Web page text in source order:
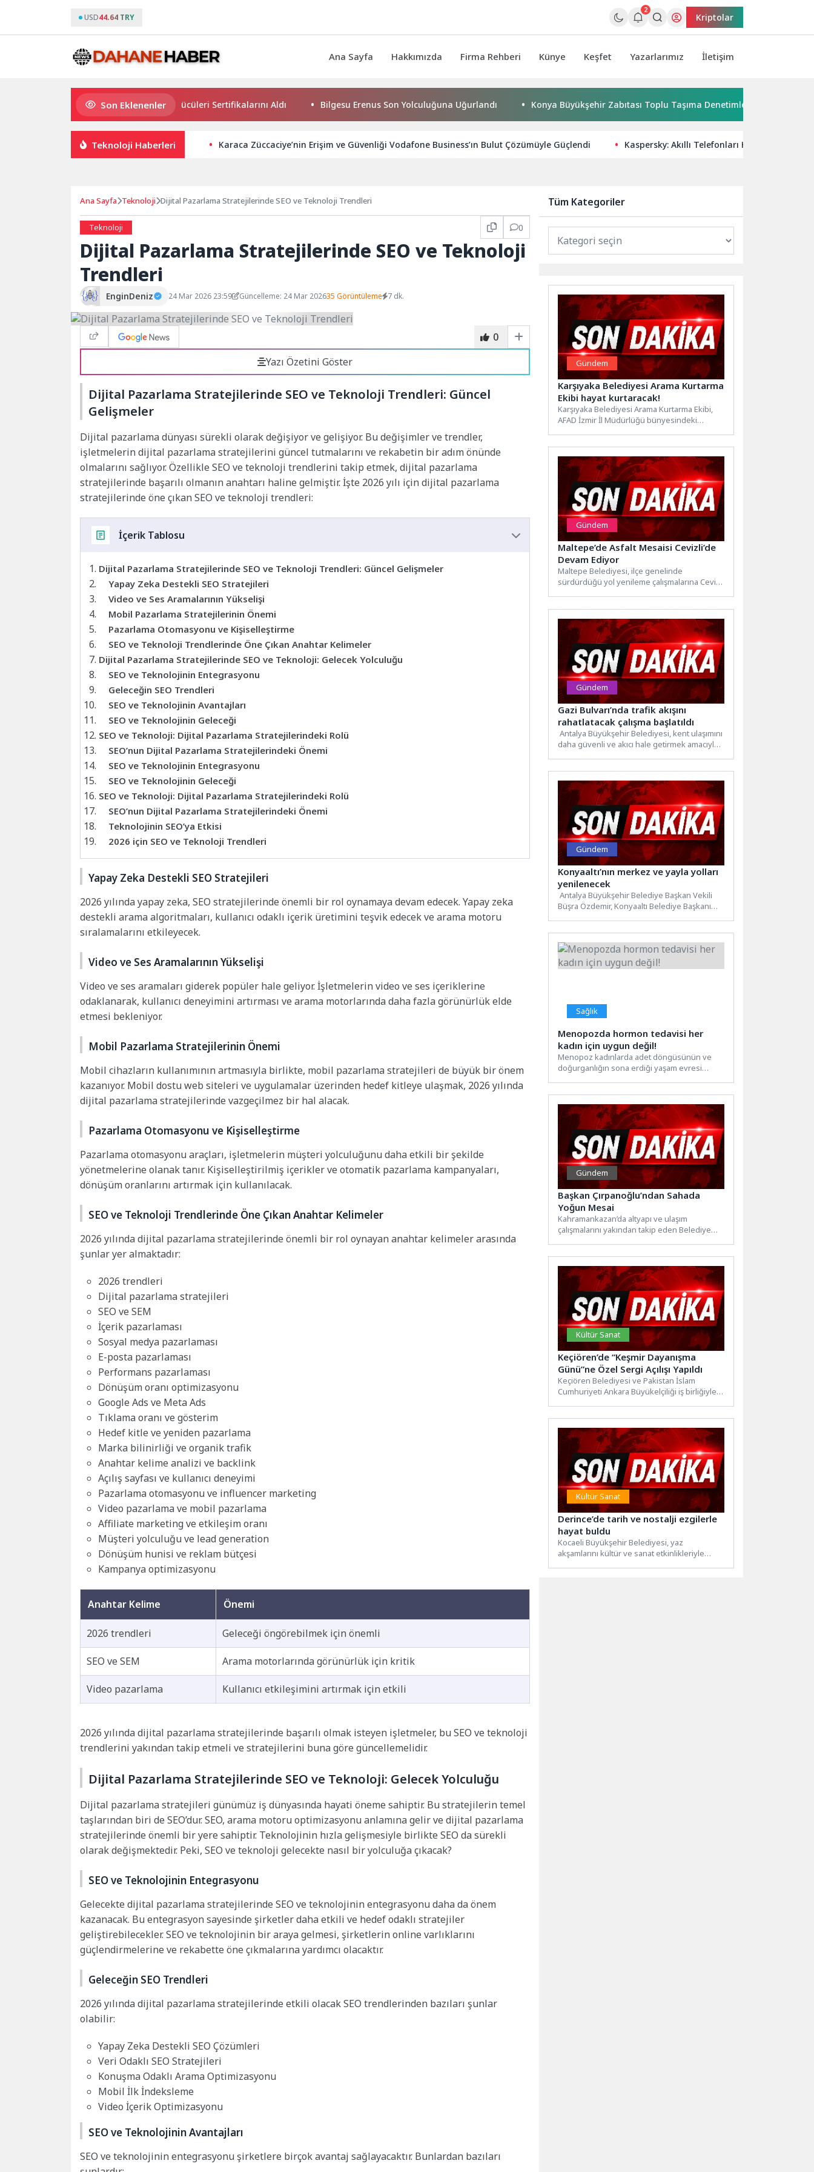
USD44.64 TRY
2
Kriptolar
Ana Sayfa Hakkımızda Firma Rehberi Künye Keşfet Yazarlarımız İletişim
Son Eklenenler
Osmangazi’de Geleceğin Yüzücüleri Sertifikalarını Aldı Bilgesu Erenus Son Yolculuğuna Uğurlandı Konya Büyükşehir Zabıtası Toplu Taşıma Denetimlerini Sürdürüyor
Teknoloji Haberleri Karaca Züccaciye’nin Erişim ve Güvenliği Vodafone Business’ın Bulut Çözümüyle Güçlendi Kaspersky: Akıllı Telefonları Hedef Alan NFC
Ana Sayfa Teknoloji Dijital Pazarlama Stratejilerinde SEO ve Teknoloji Trendleri
Teknoloji 0
Dijital Pazarlama Stratejilerinde SEO ve Teknoloji
Trendleri
EnginDeniz 24 Mar 2026 23:59 Güncelleme: 24 Mar 202635 Görüntüleme 7 dk.
0
Yazı Özetini Göster
Dijital Pazarlama Stratejilerinde SEO ve Teknoloji Trendleri: Güncel
Gelişmeler
Dijital pazarlama dünyası sürekli olarak değişiyor ve gelişiyor. Bu değişimler ve trendler,
işletmelerin dijital pazarlama stratejilerini güncel tutmalarını ve rekabetin bir adım önünde
olmalarını sağlıyor. Özellikle SEO ve teknoloji trendlerini takip etmek, dijital pazarlama
stratejilerinde başarılı olmanın anahtarı haline gelmiştir. İşte 2026 yılı için dijital pazarlama
stratejilerinde öne çıkan SEO ve teknoloji trendleri:
İçerik Tablosu
Dijital Pazarlama Stratejilerinde SEO ve Teknoloji Trendleri: Güncel Gelişmeler
Yapay Zeka Destekli SEO Stratejileri
Video ve Ses Aramalarının Yükselişi
Mobil Pazarlama Stratejilerinin Önemi
Pazarlama Otomasyonu ve Kişiselleştirme
SEO ve Teknoloji Trendlerinde Öne Çıkan Anahtar Kelimeler
Dijital Pazarlama Stratejilerinde SEO ve Teknoloji: Gelecek Yolculuğu
SEO ve Teknolojinin Entegrasyonu
Geleceğin SEO Trendleri
SEO ve Teknolojinin Avantajları
SEO ve Teknolojinin Geleceği
SEO ve Teknoloji: Dijital Pazarlama Stratejilerindeki Rolü
SEO’nun Dijital Pazarlama Stratejilerindeki Önemi
SEO ve Teknolojinin Entegrasyonu
SEO ve Teknolojinin Geleceği
SEO ve Teknoloji: Dijital Pazarlama Stratejilerindeki Rolü
SEO’nun Dijital Pazarlama Stratejilerindeki Önemi
Teknolojinin SEO’ya Etkisi
2026 için SEO ve Teknoloji Trendleri
Yapay Zeka Destekli SEO Stratejileri
2026 yılında yapay zeka, SEO stratejilerinde önemli bir rol oynamaya devam edecek. Yapay zeka
destekli arama algoritmaları, kullanıcı odaklı içerik üretimini teşvik edecek ve arama motoru
sıralamalarını etkileyecek.
Video ve Ses Aramalarının Yükselişi
Video ve ses aramaları giderek popüler hale geliyor. İşletmelerin video ve ses içeriklerine
odaklanarak, kullanıcı deneyimini artırması ve arama motorlarında daha fazla görünürlük elde
etmesi bekleniyor.
Mobil Pazarlama Stratejilerinin Önemi
Mobil cihazların kullanımının artmasıyla birlikte, mobil pazarlama stratejileri de büyük bir önem
kazanıyor. Mobil dostu web siteleri ve uygulamalar üzerinden hedef kitleye ulaşmak, 2026 yılında
dijital pazarlama stratejilerinde vazgeçilmez bir hal alacak.
Pazarlama Otomasyonu ve Kişiselleştirme
Pazarlama otomasyonu araçları, işletmelerin müşteri yolculuğunu daha etkili bir şekilde
yönetmelerine olanak tanır. Kişiselleştirilmiş içerikler ve otomatik pazarlama kampanyaları,
dönüşüm oranlarını artırmak için kullanılacak.
SEO ve Teknoloji Trendlerinde Öne Çıkan Anahtar Kelimeler
2026 yılında dijital pazarlama stratejilerinde önemli bir rol oynayan anahtar kelimeler arasında
şunlar yer almaktadır:
2026 trendleri
Dijital pazarlama stratejileri
SEO ve SEM
İçerik pazarlaması
Sosyal medya pazarlaması
E-posta pazarlaması
Performans pazarlaması
Dönüşüm oranı optimizasyonu
Google Ads ve Meta Ads
Tıklama oranı ve gösterim
Hedef kitle ve yeniden pazarlama
Marka bilinirliği ve organik trafik
Anahtar kelime analizi ve backlink
Açılış sayfası ve kullanıcı deneyimi
Pazarlama otomasyonu ve influencer marketing
Video pazarlama ve mobil pazarlama
Affiliate marketing ve etkileşim oranı
Müşteri yolculuğu ve lead generation
Dönüşüm hunisi ve reklam bütçesi
Kampanya optimizasyonu
Anahtar Kelime Önemi
2026 trendleri Geleceği öngörebilmek için önemli
SEO ve SEM Arama motorlarında görünürlük için kritik
Video pazarlama Kullanıcı etkileşimini artırmak için etkili
2026 yılında dijital pazarlama stratejilerinde başarılı olmak isteyen işletmeler, bu SEO ve teknoloji
trendlerini yakından takip etmeli ve stratejilerini buna göre güncellemelidir.
Dijital Pazarlama Stratejilerinde SEO ve Teknoloji: Gelecek Yolculuğu
Dijital pazarlama stratejileri günümüz iş dünyasında hayati öneme sahiptir. Bu stratejilerin temel
taşlarından biri de SEO’dur. SEO, arama motoru optimizasyonu anlamına gelir ve dijital pazarlama
stratejilerinde önemli bir yere sahiptir. Teknolojinin hızla gelişmesiyle birlikte SEO da sürekli
olarak değişmektedir. Peki, SEO ve teknoloji gelecekte nasıl bir yolculuğa çıkacak?
SEO ve Teknolojinin Entegrasyonu
Gelecekte dijital pazarlama stratejilerinde SEO ve teknolojinin entegrasyonu daha da önem
kazanacak. Bu entegrasyon sayesinde şirketler daha etkili ve hedef odaklı stratejiler
geliştirebilecekler. SEO ve teknolojinin bir araya gelmesi, şirketlerin online varlıklarını
güçlendirmelerine ve rekabette öne çıkmalarına yardımcı olacaktır.
Geleceğin SEO Trendleri
2026 yılında dijital pazarlama stratejilerinde etkili olacak SEO trendlerinden bazıları şunlar
olabilir:
Yapay Zeka Destekli SEO Çözümleri
Veri Odaklı SEO Stratejileri
Konuşma Odaklı Arama Optimizasyonu
Mobil İlk İndeksleme
Video İçerik Optimizasyonu
SEO ve Teknolojinin Avantajları
SEO ve teknolojinin entegrasyonu şirketlere birçok avantaj sağlayacaktır. Bunlardan bazıları
Tüm Kategoriler
Gündem
Karşıyaka Belediyesi Arama Kurtarma
Ekibi hayat kurtaracak!
Karşıyaka Belediyesi Arama Kurtarma Ekibi,
AFAD İzmir İl Müdürlüğü bünyesindeki
Gündem
Maltepe’de Asfalt Mesaisi Cevizli’de
Devam Ediyor
Maltepe Belediyesi, ilçe genelinde
sürdürdüğü yol yenileme çalışmalarına Cevizli
Gündem
Gazi Bulvarı’nda trafik akışını
rahatlatacak çalışma başlatıldı
Antalya Büyükşehir Belediyesi, kent ulaşımını
daha güvenli ve akıcı hale getirmek amacıyla
Gündem
Konyaaltı’nın merkez ve yayla yolları
yenilenecek
Antalya Büyükşehir Belediye Başkan Vekili
Büşra Özdemir, Konyaaltı Belediye Başkanı
Sağlık
Menopozda hormon tedavisi her
kadın için uygun değil!
Menopoz kadınlarda adet döngüsünün ve
doğurganlığın sona erdiği yaşam evresi
Gündem
Başkan Çırpanoğlu’ndan Sahada
Yoğun Mesai
Kahramankazan’da altyapı ve ulaşım
çalışmalarını yakından takip eden Belediye
Kültür Sanat
Keçiören’de “Keşmir Dayanışma
Günü”ne Özel Sergi Açılışı Yapıldı
Keçiören Belediyesi ve Pakistan İslam
Cumhuriyeti Ankara Büyükelçiliği iş birliğiyle
Kültür Sanat
Derince’de tarih ve nostalji ezgilerle
hayat buldu
Kocaeli Büyükşehir Belediyesi, yaz
akşamlarını kültür ve sanat etkinlikleriyle